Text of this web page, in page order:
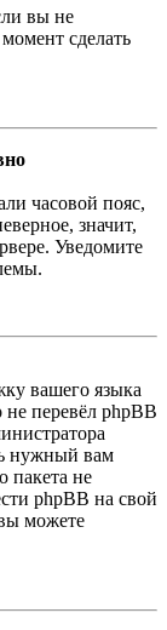
вы не
сделать
часовой пояс,
значит,
Уведомите
вашего языка
перевёл phpBB
нужный вам
пакета не
phpBB на свой
можете